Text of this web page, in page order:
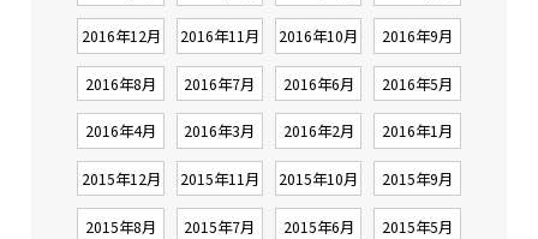
2016年12月 2016年11月 2016年10月 2016年9月
2016年8月 2016年7月 2016年6月 2016年5月
2016年4月 2016年3月 2016年2月 2016年1月
2015年12月 2015年11月 2015年10月 2015年9月
2015年8月 2015年7月 2015年6月 2015年5月